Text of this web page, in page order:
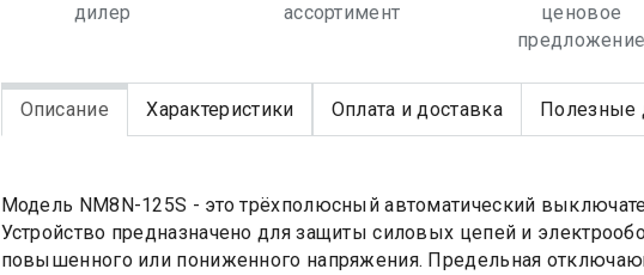
дилер
ассортимент
ценовое
предложение
Описание Характеристики Оплата и доставка Полезные
Модель NM8N-125S - это трёхполюсный автоматический
Устройство предназначено для защиты силовых цепей и
повышенного или пониженного напряжения. Предельная